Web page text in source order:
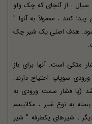
. از آنجای که چک ولو
کنند ، معمولاً به آنها "
شود. هدف اصلی یک شیر چک
متکی است. آنها برای باز
سوپاپ احتیاج دارند.
(یا فشار سمت ورودی به
به نوع شیر ، مکانیسم
، شیرهای یکطرفه " شیر